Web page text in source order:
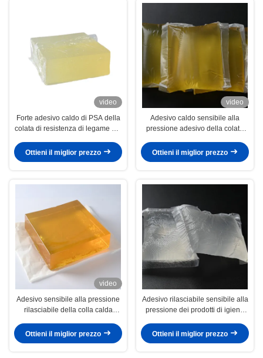
video
Forte adesivo caldo di PSA della
colata di resistenza di legame per
Ottieni il miglior prezzo
video
Adesivo caldo sensibile alla
pressione adesivo della colata
autoadesiva di PSA
Ottieni il miglior prezzo
video
Adesivo sensibile alla pressione
rilasciabile della colla calda
decorazione della parete 3d
Ottieni il miglior prezzo
Adesivo rilasciabile sensibile alla
pressione dei prodotti di igiene
Ottieni il miglior prezzo